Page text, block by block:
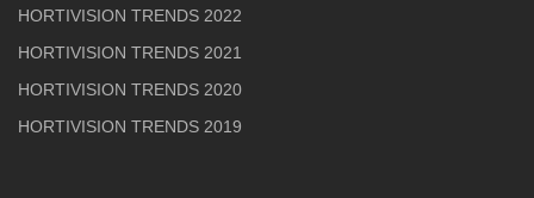
HORTIVISION TRENDS 2022
HORTIVISION TRENDS 2021
HORTIVISION TRENDS 2020
HORTIVISION TRENDS 2019